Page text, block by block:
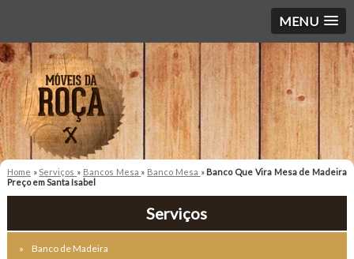
MENU
Home » Serviços » Bancos Mesa » Banco Mesa » Banco Que Vira Mesa de Madeira
Preço em Santa Isabel
Serviços
Banco de Madeira